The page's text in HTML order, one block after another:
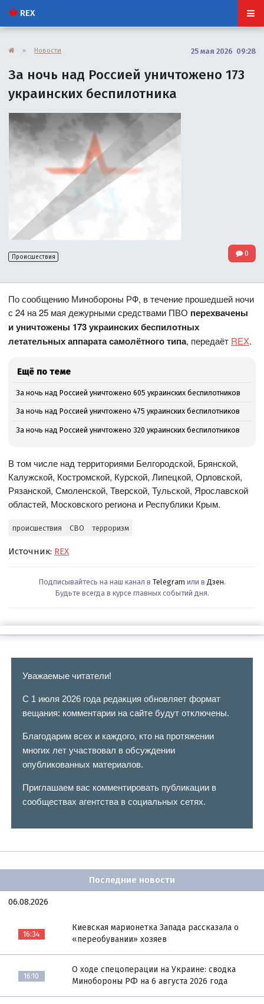
REX
» Новости 25 мая 2026 09:28
За ночь над Россией уничтожено 173
украинских беспилотника
Происшествия 0
По сообщению Минобороны РФ, в течение прошедшей ночи
с 24 на 25 мая дежурными средствами ПВО перехвачены
и уничтожены 173 украинских беспилотных
летательных аппарата самолётного типа, передаёт REX.
Ещё по теме
За ночь над Россией уничтожено 605 украинских беспилотников
За ночь над Россией уничтожено 475 украинских беспилотников
За ночь над Россией уничтожено 320 украинских беспилотников
В том числе над территориями Белгородской, Брянской,
Калужской, Костромской, Курской, Липецкой, Орловской,
Рязанской, Смоленской, Тверской, Тульской, Ярославской
областей, Московского региона и Республики Крым.
происшествия СВО терроризм
Источник: REX
Подписывайтесь на наш канал в Telegram или в Дзен.
Будьте всегда в курсе главных событий дня.
Уважаемые читатели!
С 1 июля 2026 года редакция обновляет формат
вещания: комментарии на сайте будут отключены.
Благодарим всех и каждого, кто на протяжении
многих лет участвовал в обсуждении
опубликованных материалов.
Приглашаем вас комментировать публикации в
сообществах агентства в социальных сетях.
Последние новости
06.08.2026
16:34
Киевская марионетка Запада рассказала о
«переобувании» хозяев
16:10
О ходе спецоперации на Украине: сводка
Минобороны РФ на 6 августа 2026 года